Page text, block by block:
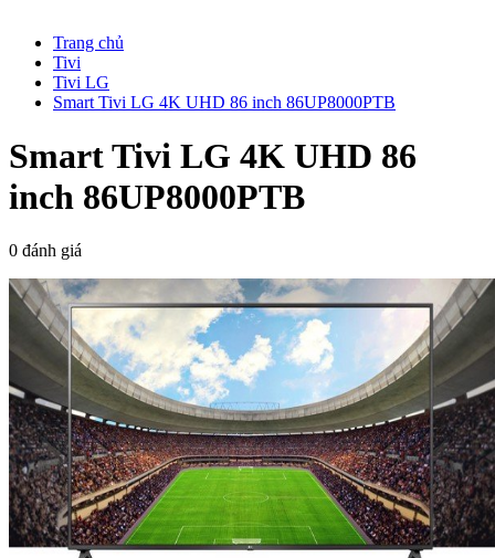
Trang chủ
Tivi
Tivi LG
Smart Tivi LG 4K UHD 86 inch 86UP8000PTB
Smart Tivi LG 4K UHD 86
inch 86UP8000PTB
0 đánh giá